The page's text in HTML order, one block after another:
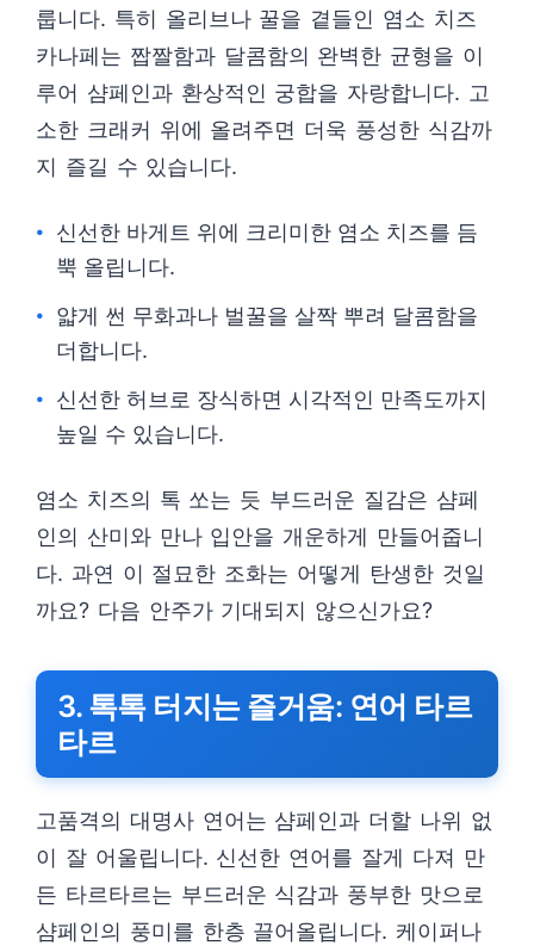
룹니다. 특히 올리브나 꿀을 곁들인 염소 치즈
카나페는 짭짤함과 달콤함의 완벽한 균형을 이
루어 샴페인과 환상적인 궁합을 자랑합니다. 고
소한 크래커 위에 올려주면 더욱 풍성한 식감까
지 즐길 수 있습니다.
신선한 바게트 위에 크리미한 염소 치즈를 듬
뿍 올립니다.
얇게 썬 무화과나 벌꿀을 살짝 뿌려 달콤함을
더합니다.
신선한 허브로 장식하면 시각적인 만족도까지
높일 수 있습니다.
염소 치즈의 톡 쏘는 듯 부드러운 질감은 샴페
인의 산미와 만나 입안을 개운하게 만들어줍니
다. 과연 이 절묘한 조화는 어떻게 탄생한 것일
까요? 다음 안주가 기대되지 않으신가요?
3. 톡톡 터지는 즐거움: 연어 타르
타르
고품격의 대명사 연어는 샴페인과 더할 나위 없
이 잘 어울립니다. 신선한 연어를 잘게 다져 만
든 타르타르는 부드러운 식감과 풍부한 맛으로
샴페인의 풍미를 한층 끌어올립니다. 케이퍼나